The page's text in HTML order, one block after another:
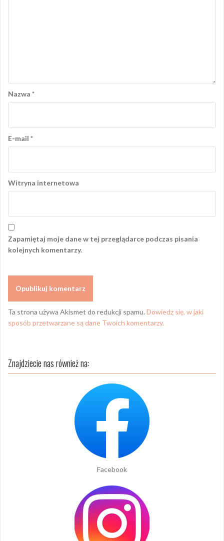
Nazwa *
E-mail *
Witryna internetowa
Zapamiętaj moje dane w tej przeglądarce podczas pisania
kolejnych komentarzy.
Ta strona używa Akismet do redukcji spamu. Dowiedz się, w jaki
sposób przetwarzane są dane Twoich komentarzy.
Znajdziecie nas również na:
Facebook